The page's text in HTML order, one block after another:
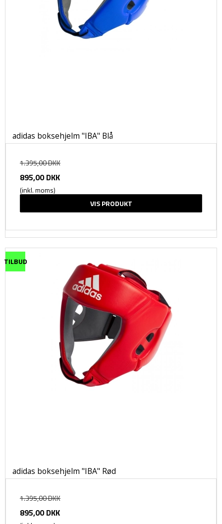
adidas boksehjelm "IBA" Blå
1.395,00 DKK
895,00 DKK
(inkl. moms)
VIS PRODUKT
TILBUD
adidas boksehjelm "IBA" Rød
1.395,00 DKK
895,00 DKK